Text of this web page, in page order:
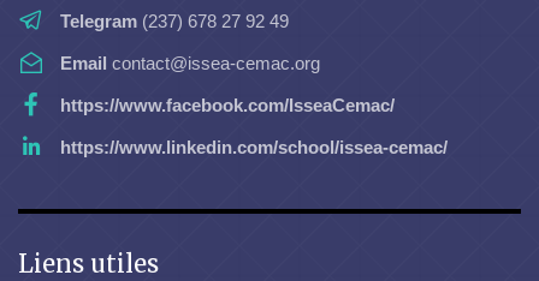
Telegram (237) 678 27 92 49
Email contact@issea-cemac.org
https://www.facebook.com/IsseaCemac/
https://www.linkedin.com/school/issea-cemac/
Liens utiles